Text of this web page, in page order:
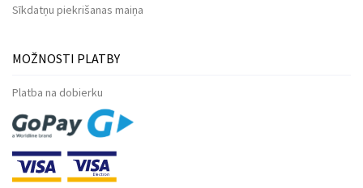
Sīkdatņu piekrišanas maiņa
MOŽNOSTI PLATBY
Platba na dobierku